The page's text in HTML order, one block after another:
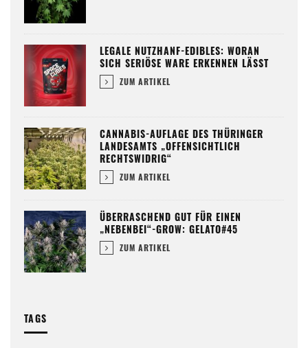
LEGALE NUTZHANF-EDIBLES: WORAN
SICH SERIÖSE WARE ERKENNEN LÄSST
ZUM ARTIKEL
CANNABIS-AUFLAGE DES THÜRINGER
LANDESAMTS „OFFENSICHTLICH
RECHTSWIDRIG“
ZUM ARTIKEL
ÜBERRASCHEND GUT FÜR EINEN
„NEBENBEI“-GROW: GELATO#45
ZUM ARTIKEL
TAGS